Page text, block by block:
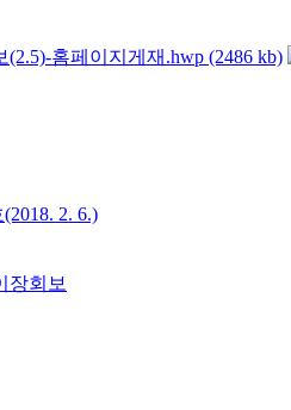
(2.5)-홈페이지게재.hwp (2486 kb)
2. 6.)
장회보